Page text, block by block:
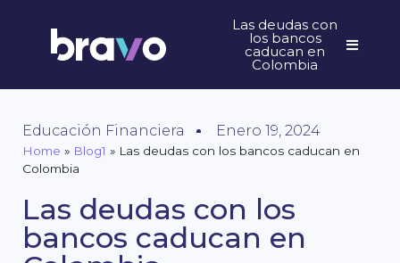
Las deudas con
los bancos
caducan en
Colombia
Educación Financiera Enero 19, 2024
Home » Blog1 » Las deudas con los bancos caducan en
Colombia
Las deudas con los
bancos caducan en